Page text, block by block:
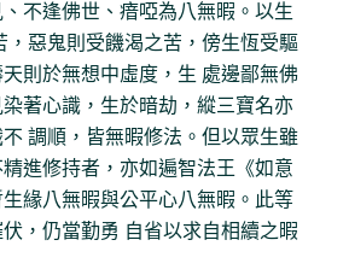
不逢佛世、瘖啞為八無暇。以生
，惡鬼則受饑渴之苦，傍生恆受驅
則於無想中虛度，生 處邊鄙無佛
著心識，生於暗劫，縱三寶名亦
調順，皆無暇修法。但以眾生雖
進修持者，亦如遍智法王《如意
緣八無暇與公平心八無暇。此等
，仍當勤勇 自省以求自相續之暇